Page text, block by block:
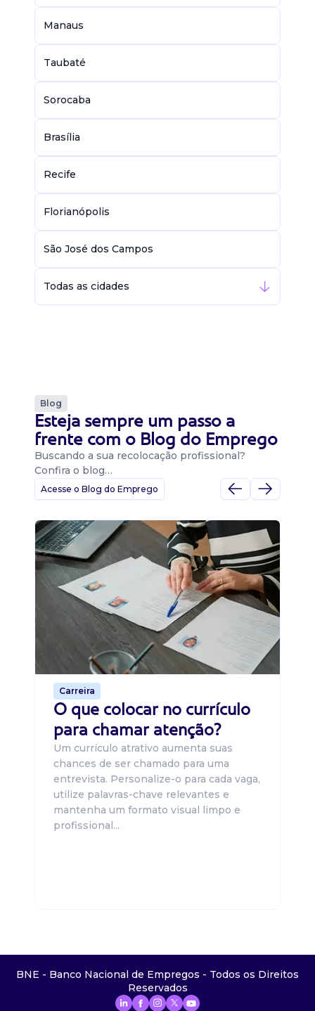
Manaus
Taubaté
Sorocaba
Brasília
Recife
Florianópolis
São José dos Campos
Todas as cidades
Blog
Esteja sempre um passo a
frente com o Blog do Emprego
Buscando a sua recolocação profissional?
Confira o blog…
Acesse o Blog do Emprego
Carreira
O que colocar no currículo
para chamar atenção?
Um currículo atrativo aumenta suas
chances de ser chamado para uma
entrevista. Personalize-o para cada vaga,
utilize palavras-chave relevantes e
mantenha um formato visual limpo e
profissional...
BNE - Banco Nacional de Empregos - Todos os Direitos
Reservados